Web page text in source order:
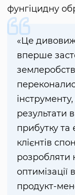
фунгіцидну
«Це
вперше
результати
прибутку та
клієнтів
розробляти
продукт-